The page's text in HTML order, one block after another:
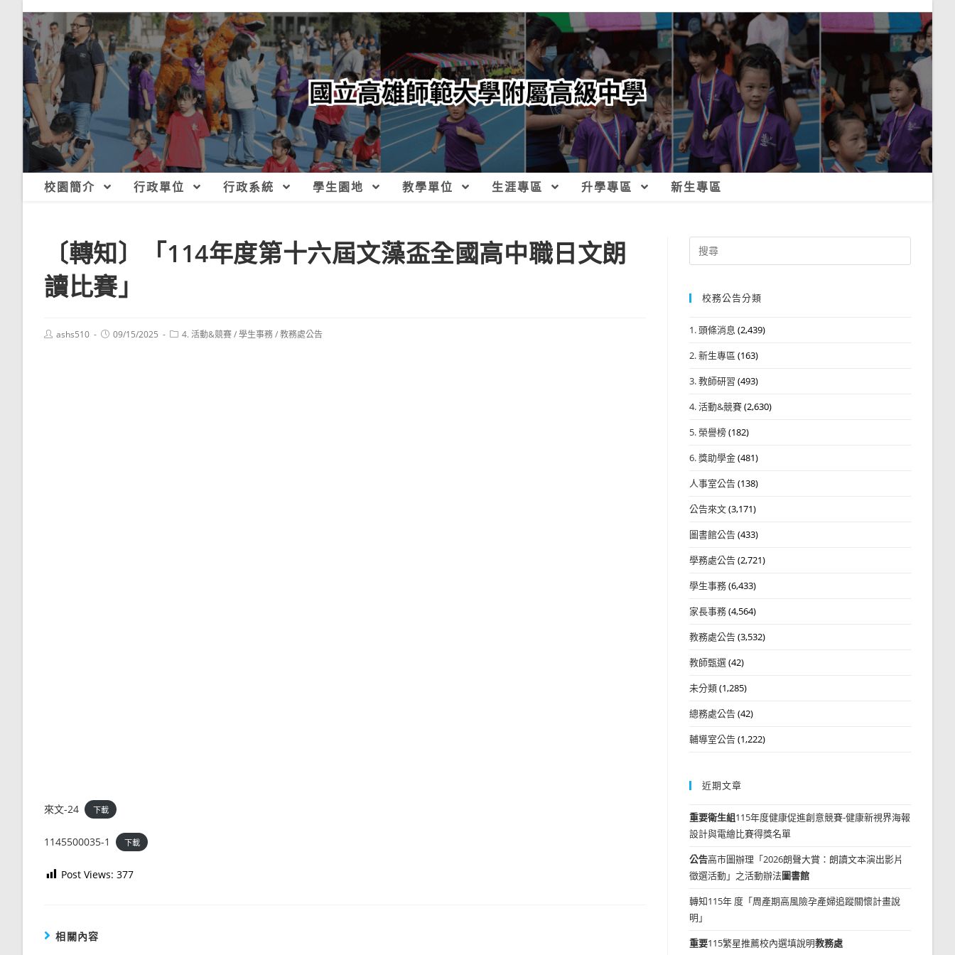
校園簡介 行政單位 行政系統 學生園地 教學單位 生涯專區 升學專區 新生專區
〔轉知〕「114年度第十六屆文藻盃全國高中職日文朗
讀比賽」
Postashs510
Post09/15/2025
Post4. 活動&競賽/學生事務/教務處公告
來文-24 下載
1145500035-1 下載
Post Views: 377
相關內容
Search
for:
校務公告分類
1. 頭條消息 (2,439)
2. 新生專區 (163)
3. 教師研習 (493)
4. 活動&競賽(2,630)
5. 榮譽榜(182)
6. 獎助學金(481)
人事室公告(138)
公告來文(3,171)
圖書館公告(433)
學務處公告(2,721)
學生事務(6,433)
家長事務(4,564)
教務處公告(3,532)
教師甄選(42)
未分類(1,285)
總務處公告(42)
輔導室公告(1,222)
近期文章
重要衛生組115年度健康促進創意競賽-健康新視界海報
設計與電繪比賽得獎名單
公告高市圖辦理「2026朗聲大賞：朗讀文本演出影片
徵選活動」之活動辦法圖書館
轉知115年 度「周產期高風險孕產婦追蹤關懷計畫說
明」
重要115繁星推薦校內選填說明教務處